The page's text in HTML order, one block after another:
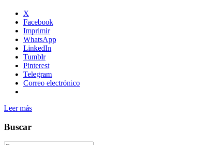
X
Facebook
Imprimir
WhatsApp
LinkedIn
Tumblr
Pinterest
Telegram
Correo electrónico
Leer más
Buscar